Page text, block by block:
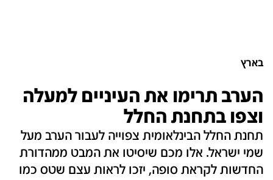
בארץ
הערב תרימו את העיניים למעלה
וצפו בתחנת החלל
תחנת החלל הבינלאומית צפוייה לעבור הערב מעל
שמי ישראל. אלו מכם שיסיטו את המבט ממהדורת
החדשות לקראת סופה, יזכו לראות עצם שטס כמו